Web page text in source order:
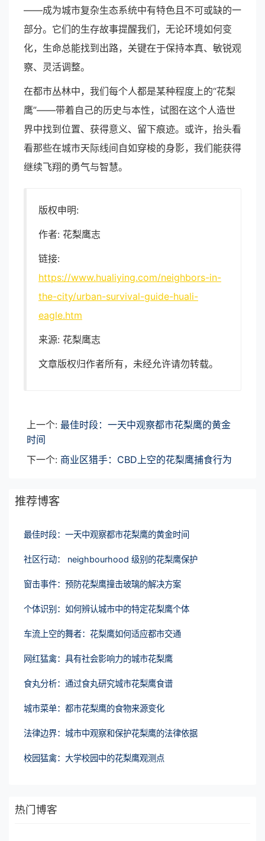
——成为城市复杂生态系统中有特色且不可或缺的一
部分。它们的生存故事提醒我们，无论环境如何变
化，生命总能找到出路，关键在于保持本真、敏锐观
察、灵活调整。
在都市丛林中，我们每个人都是某种程度上的“花梨
鹰”——带着自己的历史与本性，试图在这个人造世
界中找到位置、获得意义、留下痕迹。或许，抬头看
看那些在城市天际线间自如穿梭的身影，我们能获得
继续飞翔的勇气与智慧。
版权申明:
作者: 花梨鹰志
链接:
https://www.hualiying.com/neighbors-in-
the-city/urban-survival-guide-huali-
eagle.htm
来源: 花梨鹰志
文章版权归作者所有，未经允许请勿转载。
上一个: 最佳时段：一天中观察都市花梨鹰的黄金
时间
下一个: 商业区猎手：CBD上空的花梨鹰捕食行为
推荐博客
最佳时段：一天中观察都市花梨鹰的黄金时间
社区行动： neighbourhood 级别的花梨鹰保护
窗击事件：预防花梨鹰撞击玻璃的解决方案
个体识别：如何辨认城市中的特定花梨鹰个体
车流上空的舞者：花梨鹰如何适应都市交通
网红猛禽：具有社会影响力的城市花梨鹰
食丸分析：通过食丸研究城市花梨鹰食谱
城市菜单：都市花梨鹰的食物来源变化
法律边界：城市中观察和保护花梨鹰的法律依据
校园猛禽：大学校园中的花梨鹰观测点
热门博客